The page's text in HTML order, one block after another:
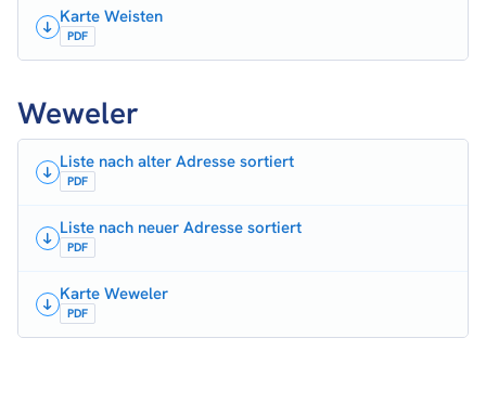
Karte Weisten
PDF
Weweler
Liste nach alter Adresse sortiert
PDF
Liste nach neuer Adresse sortiert
PDF
Karte Weweler
PDF